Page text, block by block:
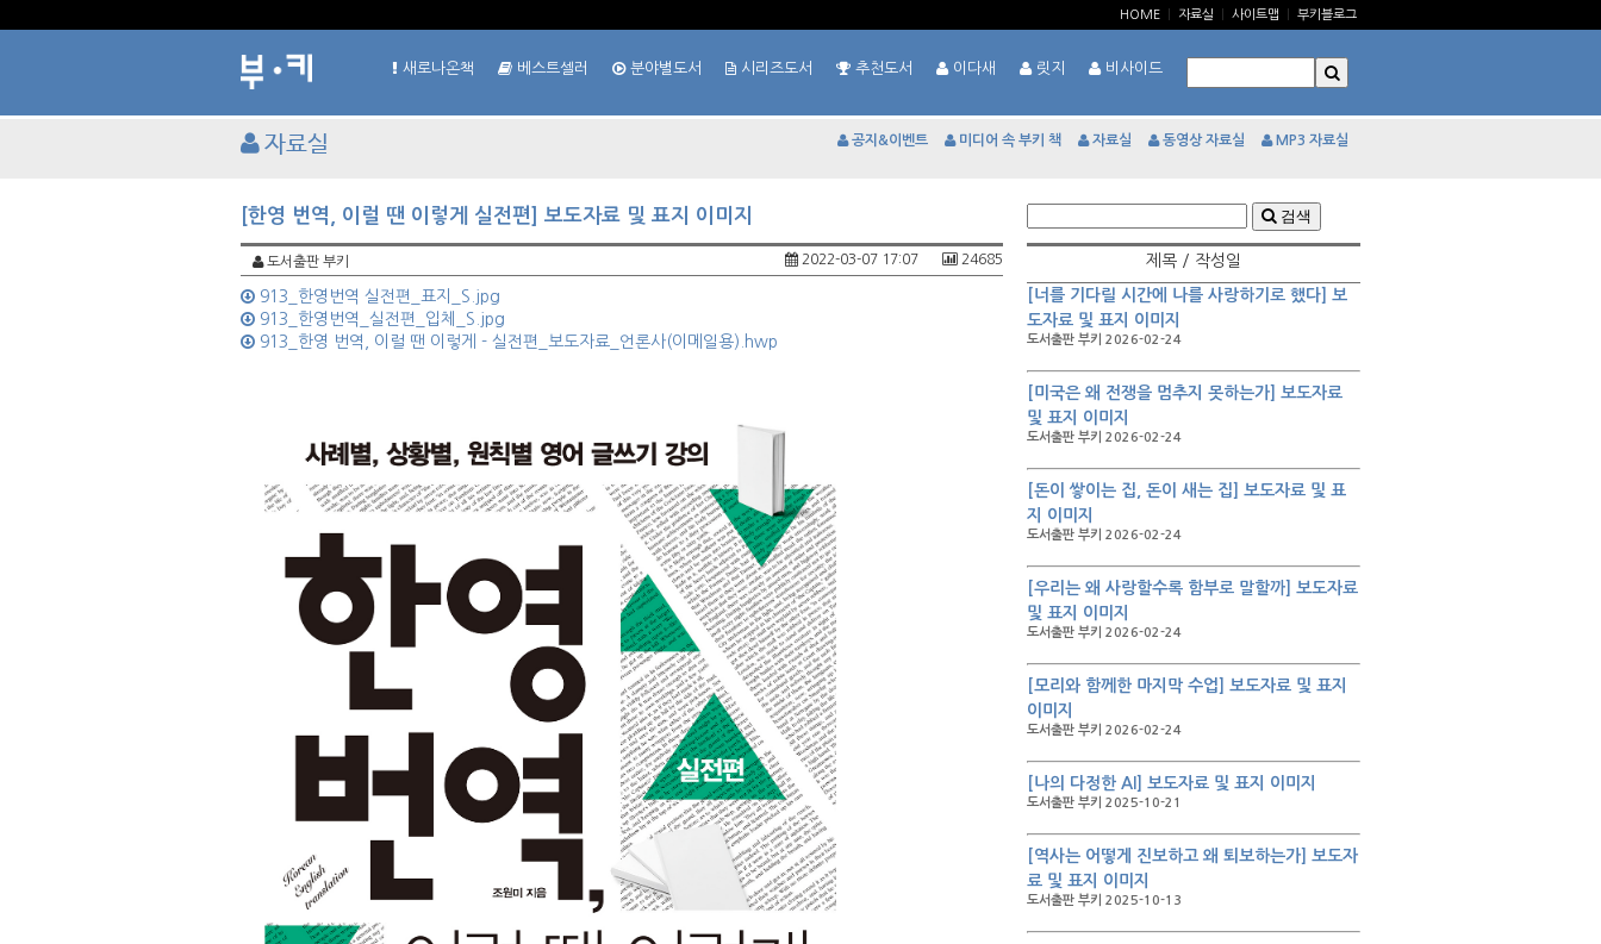
HOME 자료실 사이트맵 부키블로그
새로나온책 베스트셀러 분야별도서 시리즈도서 추천도서 이다새 릿지 비사이드
자료실 공지&이벤트 미디어 속 부키 책 자료실 동영상 자료실 MP3 자료실
[한영 번역, 이럴 땐 이렇게 실전편] 보도자료 및 표지 이미지
도서출판 부키 24685
2022-03-07 17:07
913_한영번역 실전편_표지_S.jpg
913_한영번역_실전편_입체_S.jpg
913_한영 번역, 이럴 땐 이렇게 - 실전편_보도자료_언론사(이메일용).hwp
검색
제목 / 작성일
[너를 기다릴 시간에 나를 사랑하기로 했다] 보
도자료 및 표지 이미지
도서출판 부키 2026-02-24
[미국은 왜 전쟁을 멈추지 못하는가] 보도자료
및 표지 이미지
도서출판 부키 2026-02-24
[돈이 쌓이는 집, 돈이 새는 집] 보도자료 및 표
지 이미지
도서출판 부키 2026-02-24
[우리는 왜 사랑할수록 함부로 말할까] 보도자료
및 표지 이미지
도서출판 부키 2026-02-24
[모리와 함께한 마지막 수업] 보도자료 및 표지
이미지
도서출판 부키 2026-02-24
[나의 다정한 AI] 보도자료 및 표지 이미지
도서출판 부키 2025-10-21
[역사는 어떻게 진보하고 왜 퇴보하는가] 보도자
료 및 표지 이미지
도서출판 부키 2025-10-13